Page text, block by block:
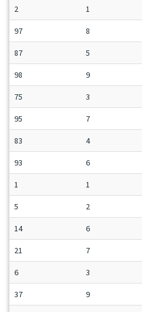
2 1
97 8
87 5
98 9
75 3
95 7
83 4
93 6
1 1
5 2
14 6
21 7
6 3
37 9